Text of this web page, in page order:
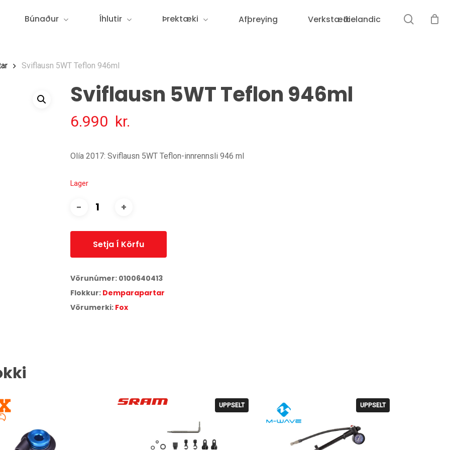
Búnaður Íhlutir Þrektæki Afþreying VerkstæðiIcelandic
Sviflausn 5WT Teflon 946ml
Sviflausn 5WT Teflon 946ml
6.990 kr.
Olía 2017: Sviflausn 5WT Teflon-innrennsli 946 ml
Lager
Setja Í Körfu
Vörunúmer: 0100640413
Flokkur: Demparapartar
Vörumerki: Fox
UPPSELT